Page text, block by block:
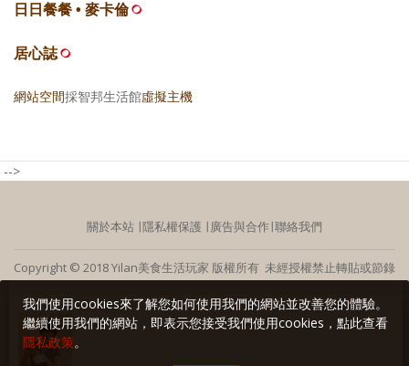
日日餐餐 • 麥卡倫
居心誌
網站空間採智邦生活館虛擬主機
-->
關於本站 ∣隱私權保護 ∣廣告與合作∣聯絡我們
Copyright © 2018 Yilan美食生活玩家 版權所有 未經授權禁止轉貼或節錄
我們使用cookies來了解您如何使用我們的網站並改善您的體驗。
繼續使用我們的網站，即表示您接受我們使用cookies，點此查看
隱私政策。